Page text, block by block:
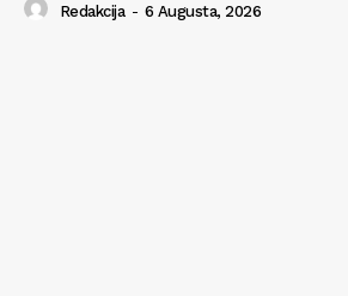
Redakcija - 6 Augusta, 2026